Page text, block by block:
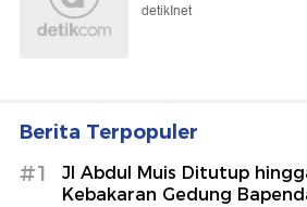
detikInet
Berita Terpopuler
#1
Jl Abdul Muis Ditutup
Kebakaran Gedung